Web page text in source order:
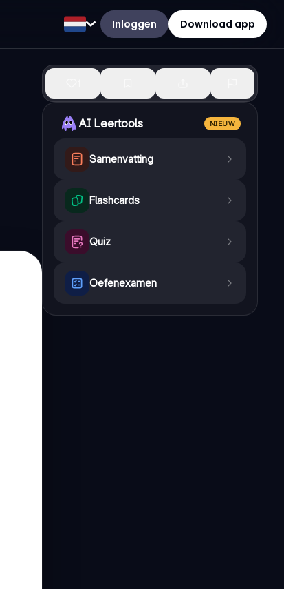
Inloggen Download app
AI Leertools NIEUW
Samenvatting
Flashcards
Quiz
Oefenexamen